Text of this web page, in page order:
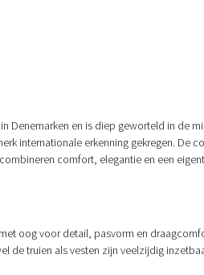
Denemarken en is diep geworteld in de
internationale erkenning gekregen. De
comfort, elegantie en een
oog voor detail, pasvorm en
truien als vesten zijn veelzijdig